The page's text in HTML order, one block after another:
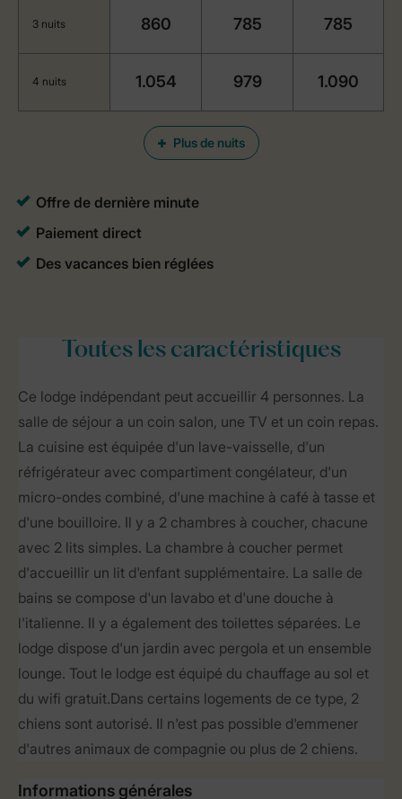
Plus de nuits
3 nuits 860 785 785
4 nuits 1.054 979 1.090
Toutesles caractéristiques
Ce lodge indépendant peut accueillir 4 personnes. La
salle de séjour a un coin salon, une TV et un coin repas.
La cuisine est équipée d'un lave-vaisselle, d'un
réfrigérateur avec compartiment congélateur, d'un
micro-ondes combiné, d'une machine à café à tasse et
d'une bouilloire. Il y a 2 chambres à coucher, chacune
avec 2 lits simples. La chambre à coucher permet
d'accueillir un lit d'enfant supplémentaire. La salle de
bains se compose d'un lavabo et d'une douche à
l'italienne. Il y a également des toilettes séparées. Le
lodge dispose d'un jardin avec pergola et un ensemble
lounge. Tout le lodge est équipé du chauffage au sol et
du wifi gratuit.Dans certains logements de ce type, 2
chiens sont autorisé. Il n'est pas possible d'emmener
d'autres animaux de compagnie ou plus de 2 chiens.
Informations générales